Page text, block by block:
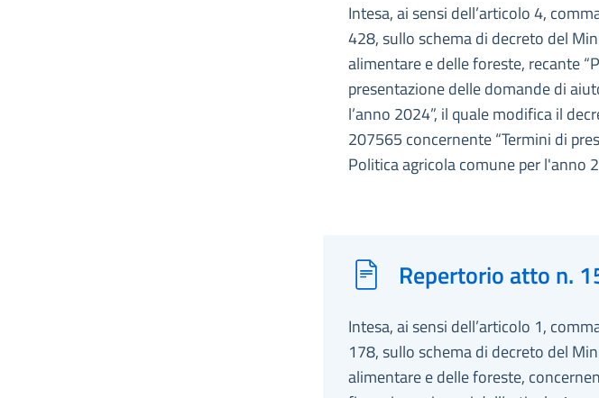
Intesa, ai sensi dell’articolo 4,
428, sullo schema di decreto del
alimentare e delle foreste, recante
presentazione delle domande di
l’anno 2024”, il quale modifica il
207565 concernente “Termini di
Politica agricola comune per l'anno
Repertorio atto n.
Intesa, ai sensi dell’articolo 1,
178, sullo schema di decreto del
alimentare e delle foreste,